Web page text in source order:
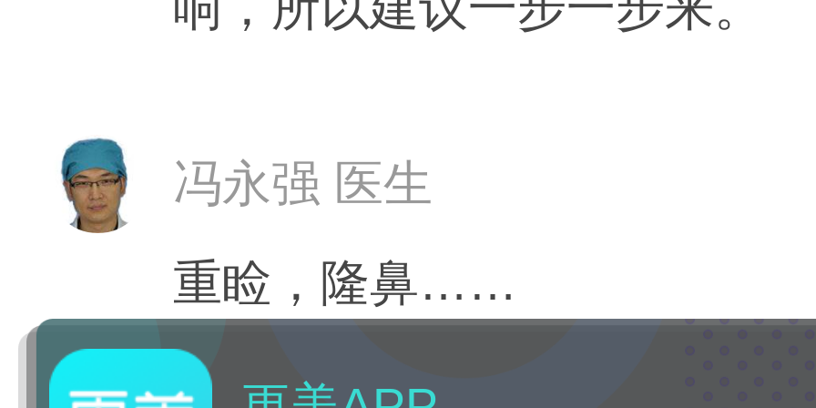
冯永强 医生
重睑，隆鼻……